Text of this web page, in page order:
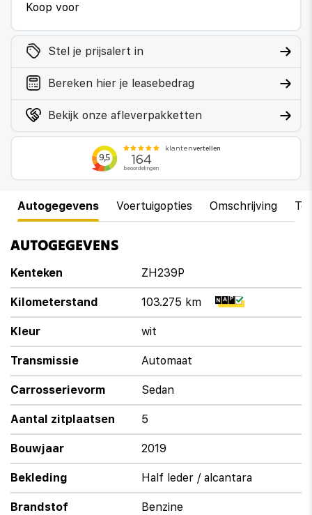
Koop voor
Stel je prijsalert in
Bereken hier je leasebedrag
Bekijk onze afleverpakketten
Autogegevens Voertuigopties Omschrijving
AUTOGEGEVENS
Kenteken ZH239P
Kilometerstand 103.275 km
Kleur wit
Transmissie Automaat
Carrosserievorm Sedan
Aantal zitplaatsen 5
Bouwjaar 2019
Bekleding Half leder / alcantara
Brandstof Benzine